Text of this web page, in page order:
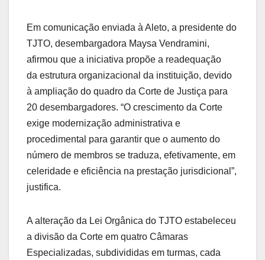
Em comunicação enviada à Aleto, a presidente do
TJTO, desembargadora Maysa Vendramini,
afirmou que a iniciativa propõe a readequação
da estrutura organizacional da instituição, devido
à ampliação do quadro da Corte de Justiça para
20 desembargadores. “O crescimento da Corte
exige modernização administrativa e
procedimental para garantir que o aumento do
número de membros se traduza, efetivamente, em
celeridade e eficiência na prestação jurisdicional”,
justifica.
A alteração da Lei Orgânica do TJTO estabeleceu
a divisão da Corte em quatro Câmaras
Especializadas, subdivididas em turmas, cada